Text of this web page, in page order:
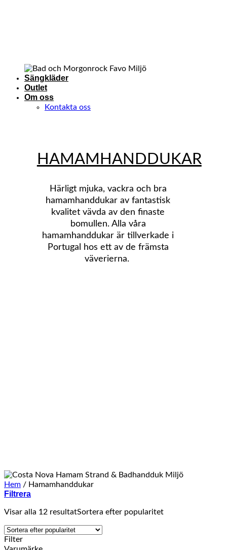
Sängkläder
Outlet
Om oss
Kontakta oss
HAMAMHANDDUKAR
Härligt mjuka, vackra och bra
hamamhanddukar av fantastisk
kvalitet vävda av den finaste
bomullen. Alla våra
hamamhanddukar är tillverkade i
Portugal hos ett av de främsta
väverierna.
Hem / Hamamhanddukar
Filtrera
Visar alla 12 resultatSortera efter popularitet
Filter